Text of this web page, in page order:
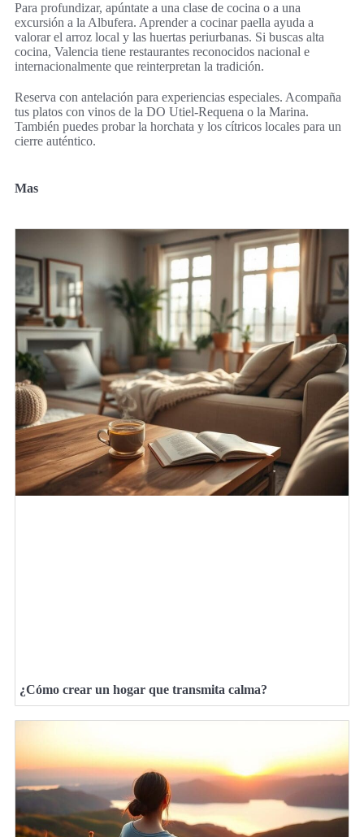
Para profundizar, apúntate a una clase de cocina o a una
excursión a la Albufera. Aprender a cocinar paella ayuda a
valorar el arroz local y las huertas periurbanas. Si buscas alta
cocina, Valencia tiene restaurantes reconocidos nacional e
internacionalmente que reinterpretan la tradición.
Reserva con antelación para experiencias especiales. Acompaña
tus platos con vinos de la DO Utiel-Requena o la Marina.
También puedes probar la horchata y los cítricos locales para un
cierre auténtico.
Mas
¿Cómo crear un hogar que transmita calma?